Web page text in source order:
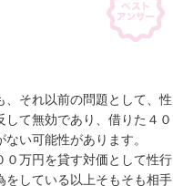
それ以前の問題として、性
て無効であり、借りた４０
い可能性があります。
０万円を貸す対価として性行
をしている以上そもそも相手